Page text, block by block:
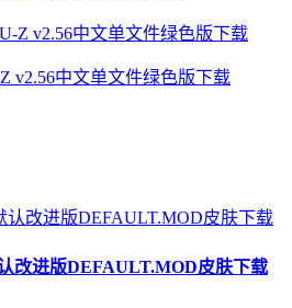
v2.56中文单文件绿色版下载
改进版DEFAULT.MOD皮肤下载